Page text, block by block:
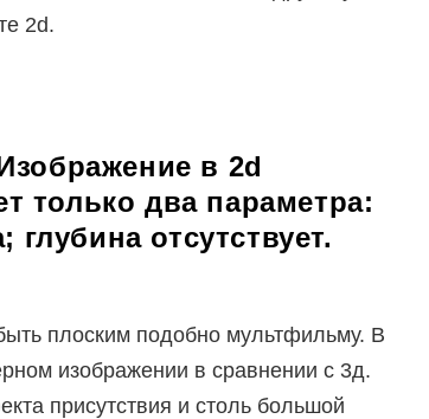
2d.
в 2d
только два параметра:
отсутствует.
плоским подобно мультфильму. В
изображении в сравнении с 3д.
присутствия и столь большой